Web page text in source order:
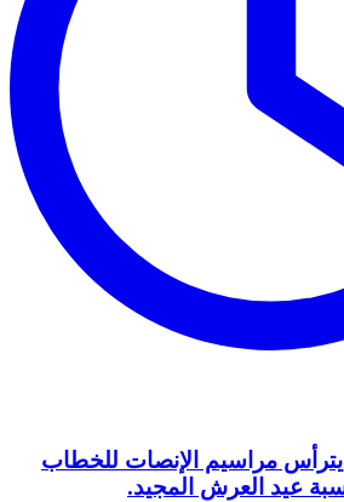
مراسيم الإنصات للخطاب
عيد العرش المجيد.